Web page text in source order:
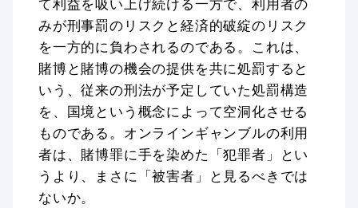
て利益を吸い上げ続ける一方で、利用者の
みが刑事罰のリスクと経済的破綻のリスク
を一方的に負わされるのである。これは、
賭博と賭博の機会の提供を共に処罰すると
いう、従来の刑法が予定していた処罰構造
を、国境という概念によって空洞化させる
ものである。オンラインギャンブルの利用
者は、賭博罪に手を染めた「犯罪者」とい
うより、まさに「被害者」と見るべきでは
ないか。